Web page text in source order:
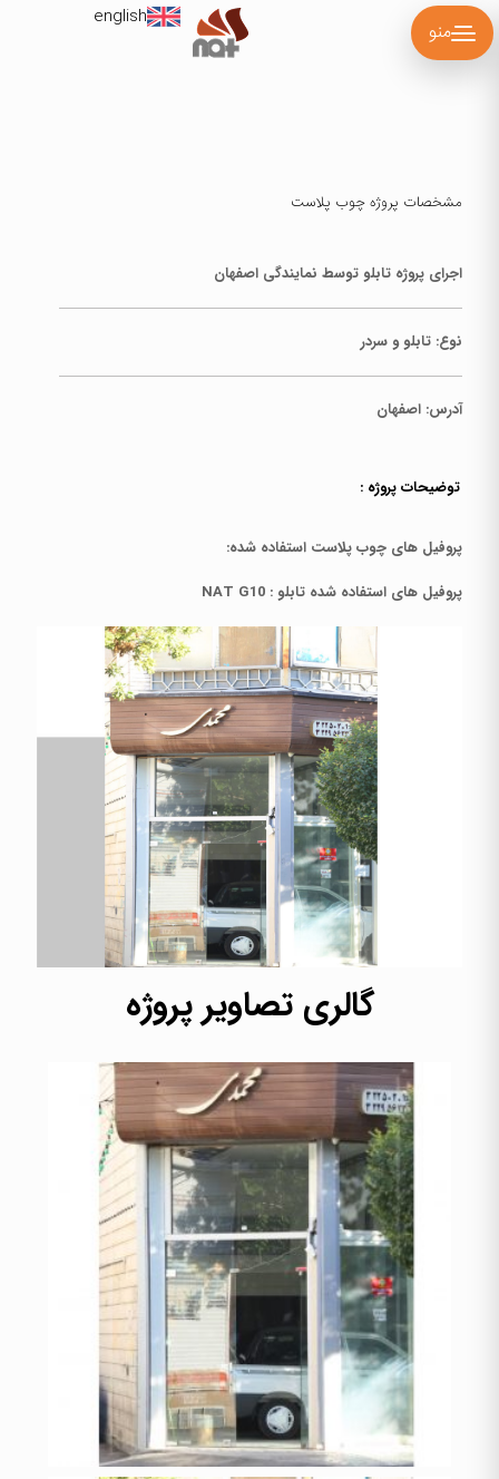
منو
english
مشخصات پروژه چوب پلاست
اجرای پروژه تابلو توسط نمایندگی اصفهان
نوع: تابلو و سردر
آدرس: اصفهان
توضیحات پروژه :
پروفیل های چوب پلاست استفاده شده:
پروفیل های استفاده شده تابلو : NAT G10
گالری تصاویر پروژه